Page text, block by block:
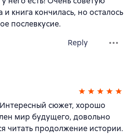
и книга кончилась, но осталось
послевкусие.
Reply
сюжет, хорошо
мир будущего, довольно
читать продолжение истории.